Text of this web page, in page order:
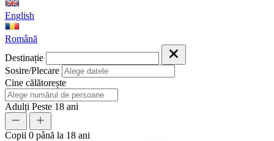
English
Română
Destinație
Sosire/Plecare
Cine călătorește
Adulți Peste 18 ani
Copii 0 până la 18 ani